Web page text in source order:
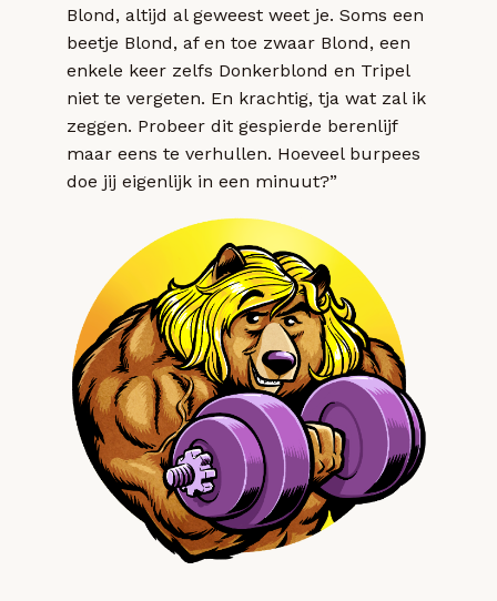
Blond, altijd al geweest weet je. Soms een
beetje Blond, af en toe zwaar Blond, een
enkele keer zelfs Donkerblond en Tripel
niet te vergeten. En krachtig, tja wat zal ik
zeggen. Probeer dit gespierde berenlijf
maar eens te verhullen. Hoeveel burpees
doe jij eigenlijk in een minuut?”